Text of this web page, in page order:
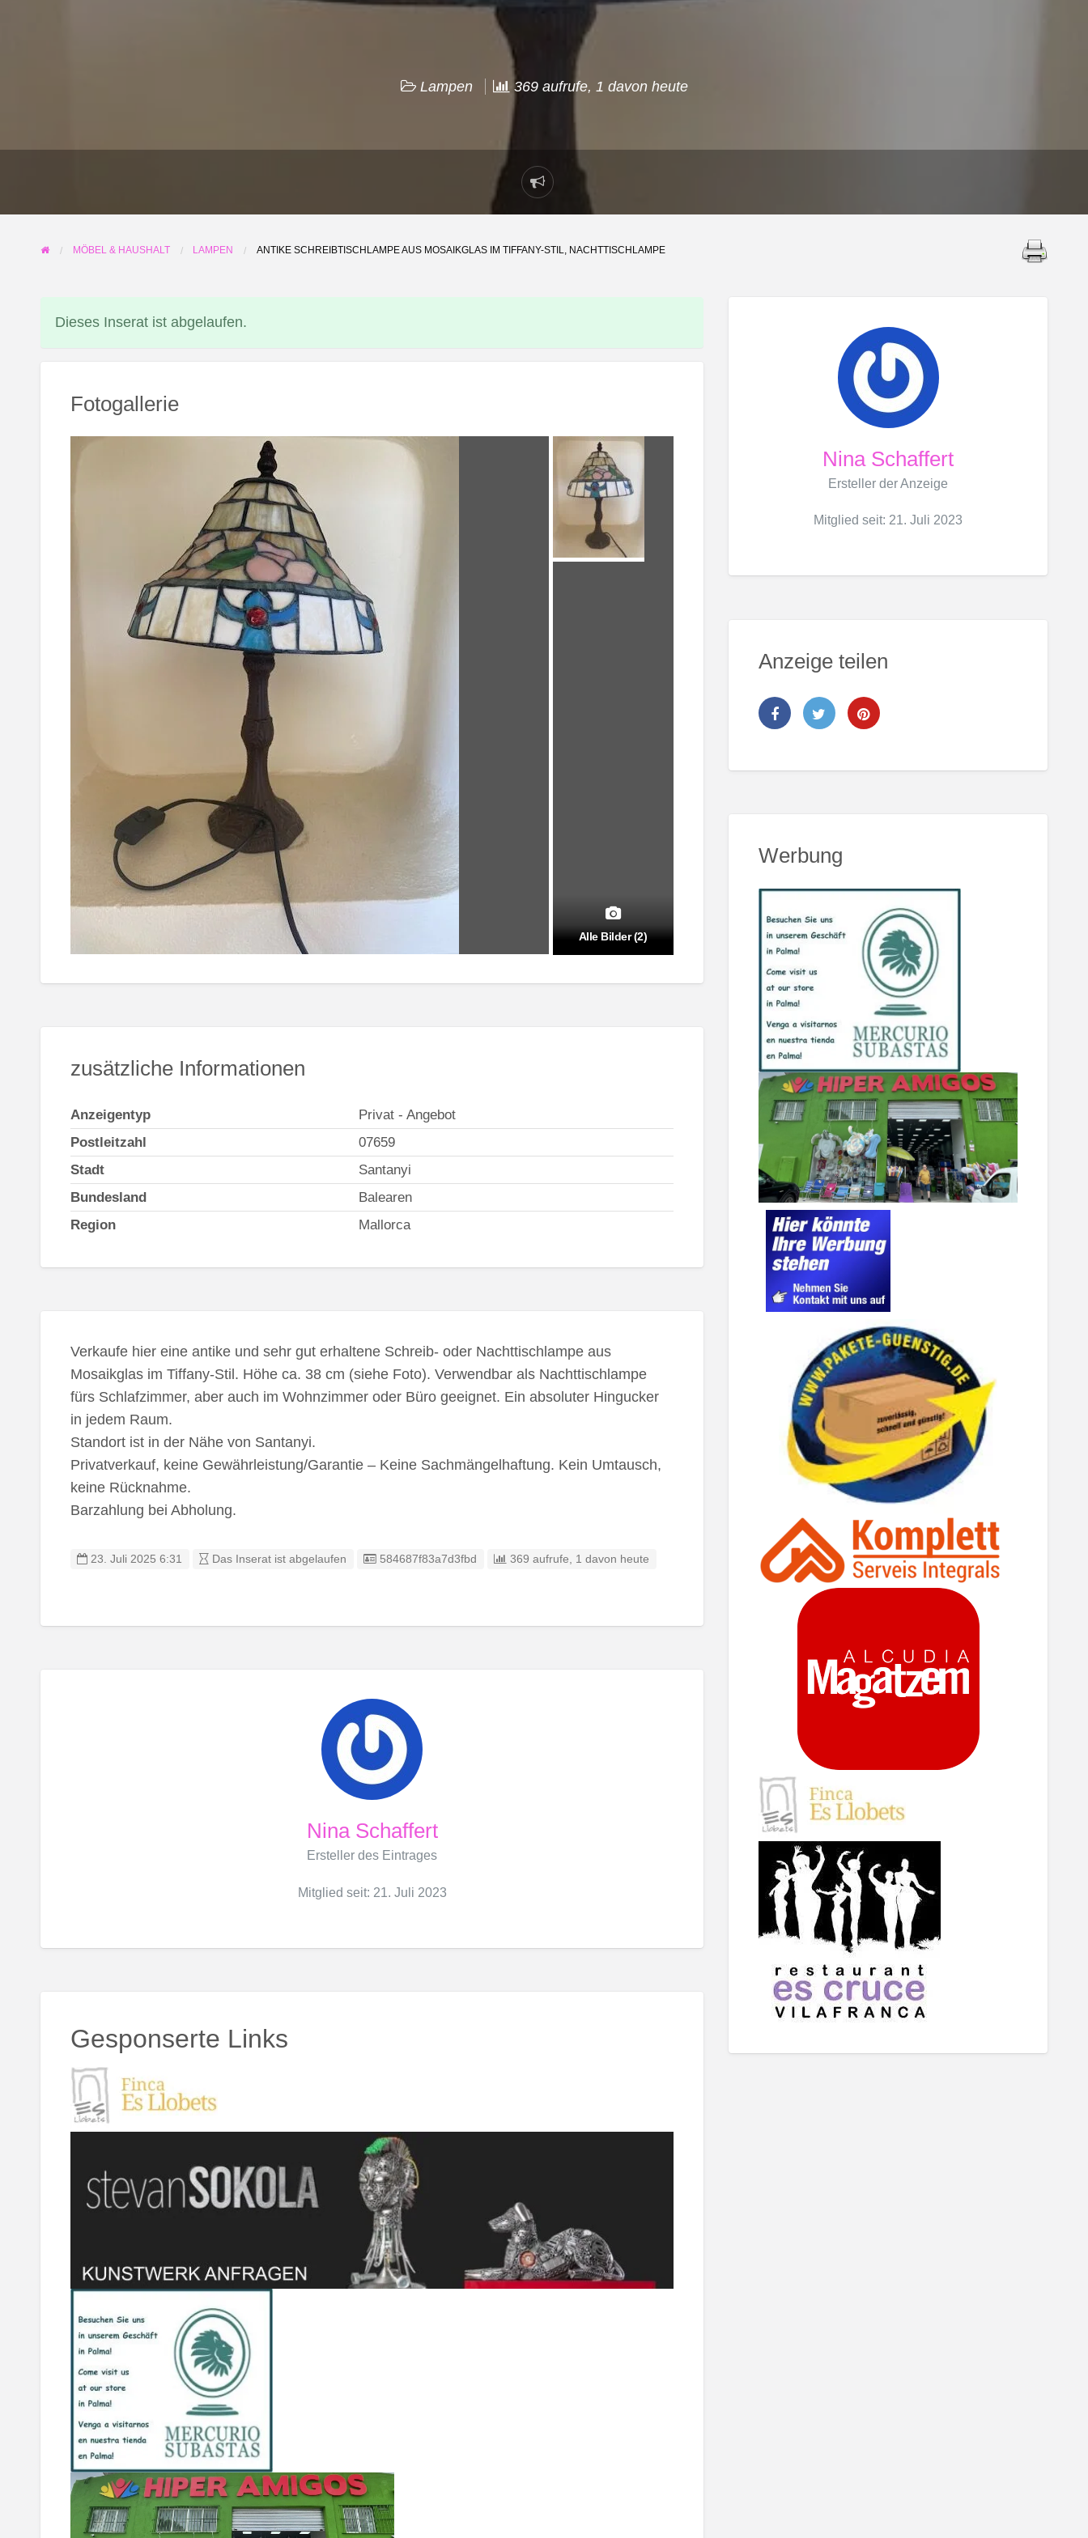
IT
Lampen 369 aufrufe, 1 davon heute
Problem
melden
MÖBEL & HAUSHALT LAMPEN ANTIKE SCHREIBTISCHLAMPE AUS MOSAIKGLAS IM TIFFANY-STIL, NACHTTISCHLAMPE
Dieses Inserat ist abgelaufen.
Fotogallerie
Alle Bilder (2)
zusätzliche Informationen
Anzeigentyp
Privat - Angebot
Postleitzahl
07659
Stadt
Santanyi
Bundesland
Balearen
Region
Mallorca
Verkaufe hier eine antike und sehr gut erhaltene Schreib- oder Nachttischlampe aus
Mosaikglas im Tiffany-Stil. Höhe ca. 38 cm (siehe Foto). Verwendbar als Nachttischlampe
fürs Schlafzimmer, aber auch im Wohnzimmer oder Büro geeignet. Ein absoluter Hingucker
in jedem Raum.
Standort ist in der Nähe von Santanyi.
Privatverkauf, keine Gewährleistung/Garantie – Keine Sachmängelhaftung. Kein Umtausch,
keine Rücknahme.
Barzahlung bei Abholung.
23. Juli 2025 6:31 Das Inserat ist abgelaufen Eintrag-ID:
584687f83a7d3fbd 369 aufrufe, 1 davon heute
Nina Schaffert
Ersteller des Eintrages
Mitglied seit: 21. Juli 2023
Gesponserte Links
Nina Schaffert
Ersteller der Anzeige
Mitglied seit: 21. Juli 2023
Anzeige teilen
Werbung